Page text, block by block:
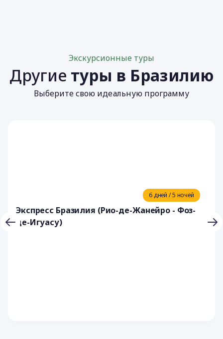
Экскурсионные туры
Другие туры в Бразилию
Выберите свою идеальную программу
6 дней / 5 ночей
Экспресс Бразилия (Рио-де-Жанейро - Фоз-
де-Игуасу)